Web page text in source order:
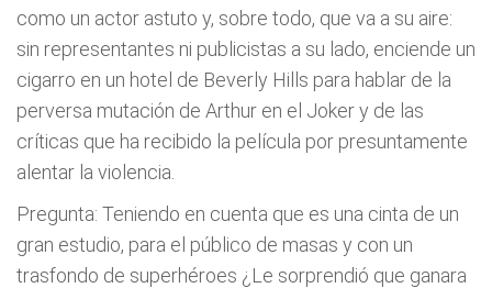
como un actor astuto y, sobre todo, que va a su aire:
sin representantes ni publicistas a su lado, enciende un
cigarro en un hotel de Beverly Hills para hablar de la
perversa mutación de Arthur en el Joker y de las
críticas que ha recibido la película por presuntamente
alentar la violencia.
Pregunta: Teniendo en cuenta que es una cinta de un
gran estudio, para el público de masas y con un
trasfondo de superhéroes ¿Le sorprendió que ganara